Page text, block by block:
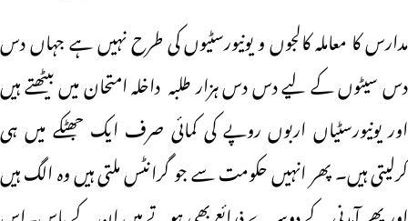
مدارس کا معاملہ کالجوں و یونیورسٹیوں کی طرح نہیں ہے جہاں دس
دس سیٹوں کے لیے دس دس ہزار طلبہ داخلہ امتحان میں بیٹھتے ہیں
اور یونیورسٹیاں اربوں روپے کی کمائی صرف ایک جھٹکے میں ہی
کرلیتی ہیں۔ پھر انہیں حکومت سے جو گرانٹس ملتی ہیں وہ الگ ہیں